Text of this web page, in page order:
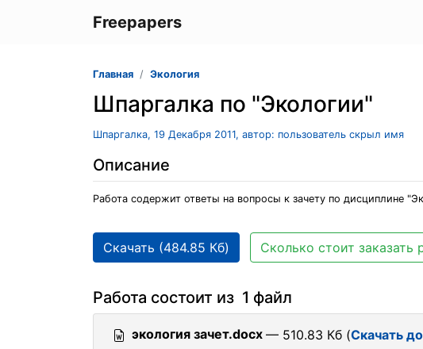
Freepapers
Главная Экология
Шпаргалка по "Экологии"
Шпаргалка, 19 Декабря 2011, автор: пользователь скрыл имя
Описание
Работа содержит ответы на вопросы к зачету по дисциплине
Скачать (484.85 Кб) Сколько стоит заказать
Работа состоит из 1 файл
экология зачет.docx — 510.83 Кб (Скачать